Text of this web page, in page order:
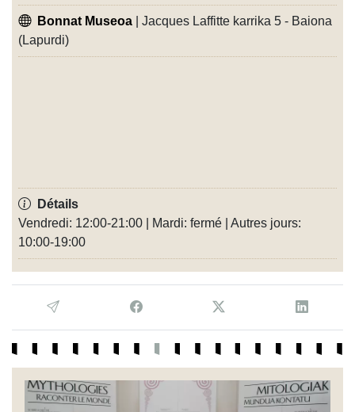
Bonnat Museoa | Jacques Laffitte karrika 5 - Baiona
(Lapurdi)
Détails
Vendredi: 12:00-21:00 | Mardi: fermé | Autres jours:
10:00-19:00